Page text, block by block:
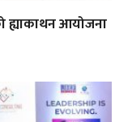
ह्याकाथन आयोजना